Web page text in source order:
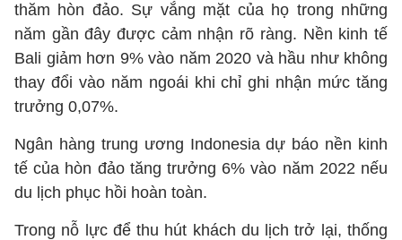
thăm hòn đảo. Sự vắng mặt của họ trong những
năm gần đây được cảm nhận rõ ràng. Nền kinh tế
Bali giảm hơn 9% vào năm 2020 và hầu như không
thay đổi vào năm ngoái khi chỉ ghi nhận mức tăng
trưởng 0,07%.
Ngân hàng trung ương Indonesia dự báo nền kinh
tế của hòn đảo tăng trưởng 6% vào năm 2022 nếu
du lịch phục hồi hoàn toàn.
Trong nỗ lực để thu hút khách du lịch trở lại, thống